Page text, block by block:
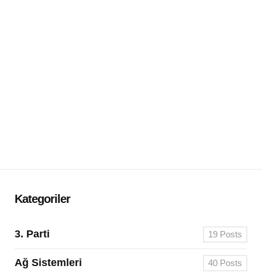
Kategoriler
3. Parti 19 Posts
Ağ Sistemleri 40 Posts